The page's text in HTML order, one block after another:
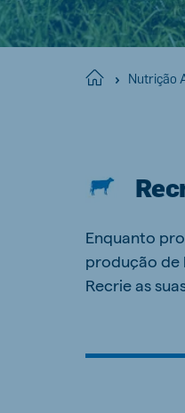
Home Nutrição
Enquanto
produção de
Recrie as